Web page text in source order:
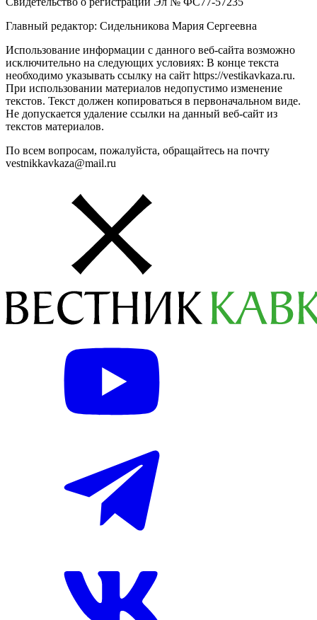
Главный редактор: Сидельникова Мария Сергеевна
Использование информации с данного веб-сайта возможно
исключительно на следующих условиях: В конце текста
необходимо указывать ссылку на сайт https://vestikavkaza.ru.
При использовании материалов недопустимо изменение
текстов. Текст должен копироваться в первоначальном виде.
Не допускается удаление ссылки на данный веб-сайт из
текстов материалов.
По всем вопросам, пожалуйста, обращайтесь на почту
vestnikkavkaza@mail.ru